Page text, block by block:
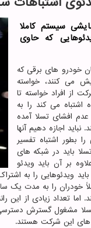
سیستم کاملا
که حاوی
خودرو های برقی که
می کنند، خواسته
از افراد خواسته تا
می کند را به
عدم افشای تسلا آمده
اجازه دهیم آنها
بطور اشتباه تفسیر
باید در شبکه های
بر آن باید ویدئو
باید ویدئوهایی را به
خودران را به مدت
تعداد زیادی از این
مشغول گسترش
های این شرکت هستند.